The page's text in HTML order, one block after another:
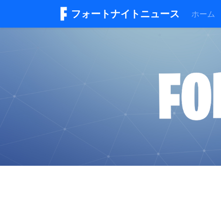
フォートナイトニュース ホーム